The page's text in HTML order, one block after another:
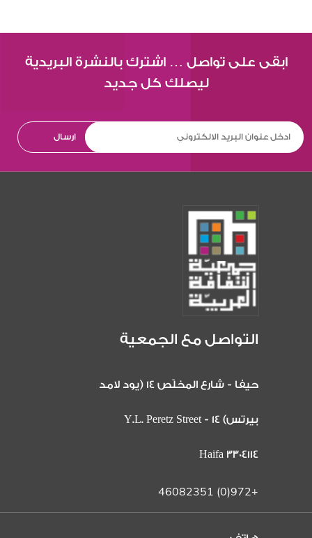
ابقى على تواصل … اشترك بالنشرة البريدية
ليصلك كل جديد
التواصل مع الجمعية
حيفا - شارع المخلّص 14 (يود لامد
بيرتس) 14 Y.L. Peretz Street -
Haifa 3304114
+972(0) 46082351